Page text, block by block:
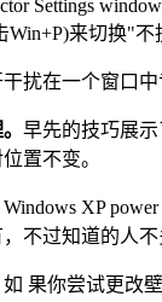
Win+P)来切换"
扰在一个窗口
早先的技巧展
置不变。
Windows XP
不过知道的人
如 果你尝试更改